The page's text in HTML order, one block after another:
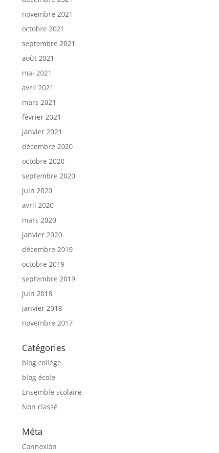
novembre 2021
octobre 2021
septembre 2021
août 2021
mai 2021
avril 2021
mars 2021
février 2021
janvier 2021
décembre 2020
octobre 2020
septembre 2020
juin 2020
avril 2020
mars 2020
janvier 2020
décembre 2019
octobre 2019
septembre 2019
juin 2018
janvier 2018
novembre 2017
Catégories
blog collège
blog école
Ensemble scolaire
Non classé
Méta
Connexion